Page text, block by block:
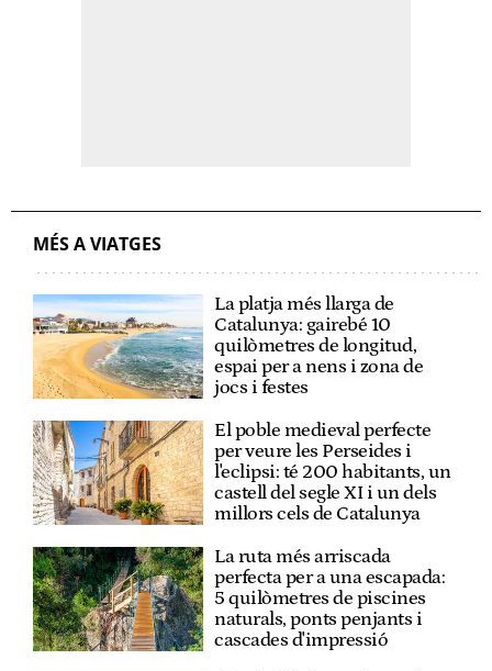
MÉS A VIATGES
La platja més llarga de
Catalunya: gairebé 10
quilòmetres de longitud,
espai per a nens i zona de
jocs i festes
El poble medieval perfecte
per veure les Perseides i
l'eclipsi: té 200 habitants, un
castell del segle XI i un dels
millors cels de Catalunya
La ruta més arriscada
perfecta per a una escapada:
5 quilòmetres de piscines
naturals, ponts penjants i
cascades d'impressió